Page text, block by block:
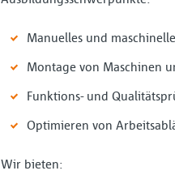
Manuelles und
Montage von Maschinen
Funktions- und
Optimieren von
Wir bieten: